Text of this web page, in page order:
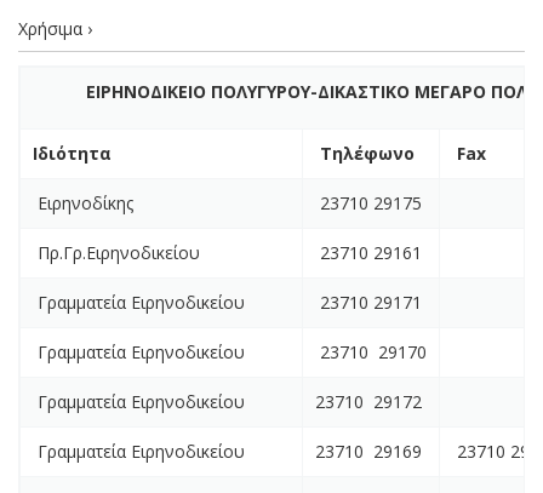
Χρήσιμα ›
ΕΙΡΗΝΟΔΙΚΕΙΟ ΠΟΛΥΓΥΡΟΥ-ΔΙΚΑΣΤΙΚΟ ΜΕΓΑΡΟ
Ιδιότητα Τηλέφωνο Fax
Ειρηνοδίκης 23710 29175
Πρ.Γρ.Ειρηνοδικείου 23710 29161
Γραμματεία Ειρηνοδικείου 23710 29171
Γραμματεία Ειρηνοδικείου 23710 29170
Γραμματεία Ειρηνοδικείου 23710 29172
Γραμματεία Ειρηνοδικείου 23710 29169 23710